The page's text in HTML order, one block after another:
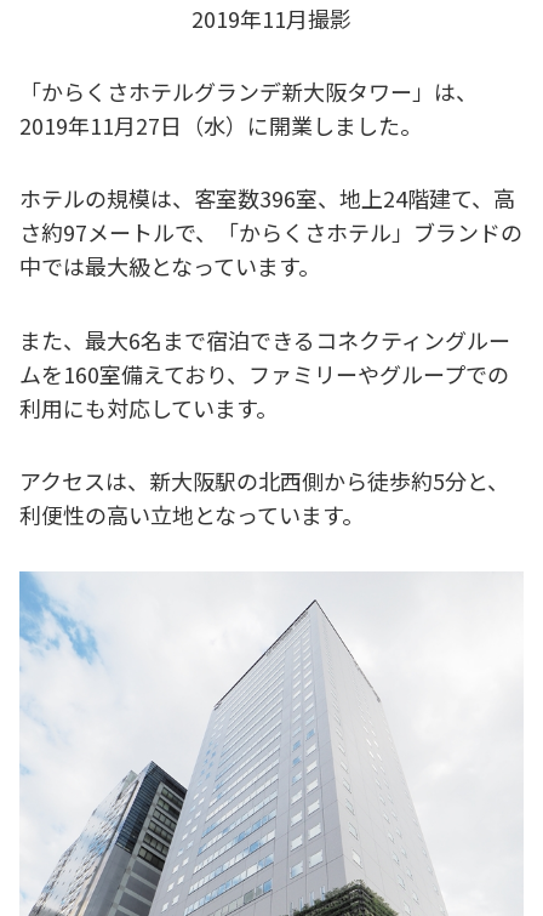
2019年11月撮影
「からくさホテルグランデ新大阪タワー」は、
2019年11月27日（水）に開業しました。
ホテルの規模は、客室数396室、地上24階建て、高
さ約97メートルで、「からくさホテル」ブランドの
中では最大級となっています。
また、最大6名まで宿泊できるコネクティングルー
ムを160室備えており、ファミリーやグループでの
利用にも対応しています。
アクセスは、新大阪駅の北西側から徒歩約5分と、
利便性の高い立地となっています。